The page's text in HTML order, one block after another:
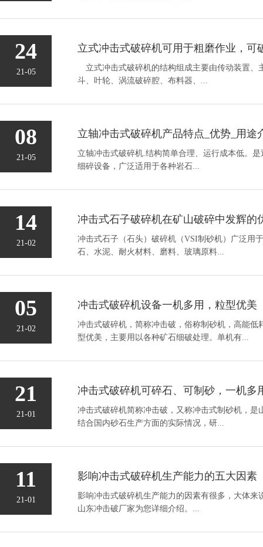
24
21-05
立式冲击式破碎机的结构组成主要由传动装置、
斗、叶轮、涡流破碎腔、布料器、...
08
21-05
立轴冲击式破碎机产品特点_优势_用途
立轴冲击式破碎机.结构简单合理、运行成本低。
细碎设备，广泛适用于各种岩石...
14
21-02
冲击式石子破碎机在矿山破碎中发辉的
冲击式​石子（石头）破碎机（VSI制砂机）广泛用
石、水泥、耐火材料、磨料、玻璃原料...
05
21-02
冲击式破碎机设备一机多用，粒型优美
冲击式破碎机，简称冲击破，俗称制砂机，高能低
型优美，主要用以各种矿石细破处理。单机有...
21
21-01
冲击式破碎机可碎石、可制砂，一机多
冲击式破碎机简称冲击破，又称冲击式制砂机，是
结合国内砂石生产方面的实际情况，研...
11
21-01
影响冲击式破碎机生产能力的五大因素
影响冲击式破碎机生产能力的因素有很多，大体来
山东冲击破厂家为您详细介绍。...